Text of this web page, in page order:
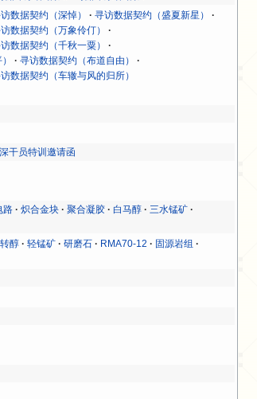
数据契约（深悼）
寻访数据契约（盛夏新星）
数据契约（万象伶仃）
数据契约（千秋一粟）
寻访数据契约（布道自由）
数据契约（车辙与风的归所）
干员特训邀请函
路 炽合金块 聚合凝胶 白马醇
三水锰矿
醇 轻锰矿 研磨石 RMA70-12
固源岩组